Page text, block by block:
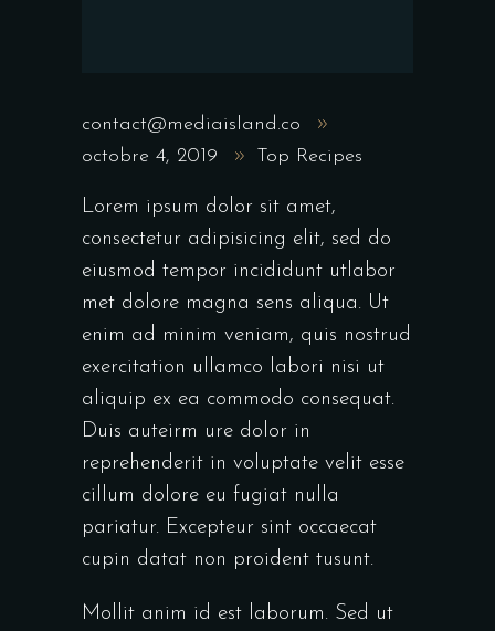
contact@mediaisland.co
octobre 4, 2019
Top Recipes
Lorem ipsum dolor sit amet,
consectetur adipisicing elit, sed do
eiusmod tempor incididunt utlabor
met dolore magna sens aliqua. Ut
enim ad minim veniam, quis nostrud
exercitation ullamco labori nisi ut
aliquip ex ea commodo consequat.
Duis auteirm ure dolor in
reprehenderit in voluptate velit esse
cillum dolore eu fugiat nulla
pariatur. Excepteur sint occaecat
cupin datat non proident tusunt.
Mollit anim id est laborum. Sed ut